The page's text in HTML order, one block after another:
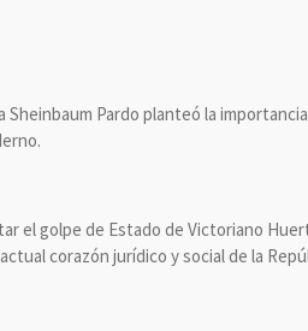
Pardo planteó la
el golpe de Estado de Victoriano
corazón jurídico y social de la